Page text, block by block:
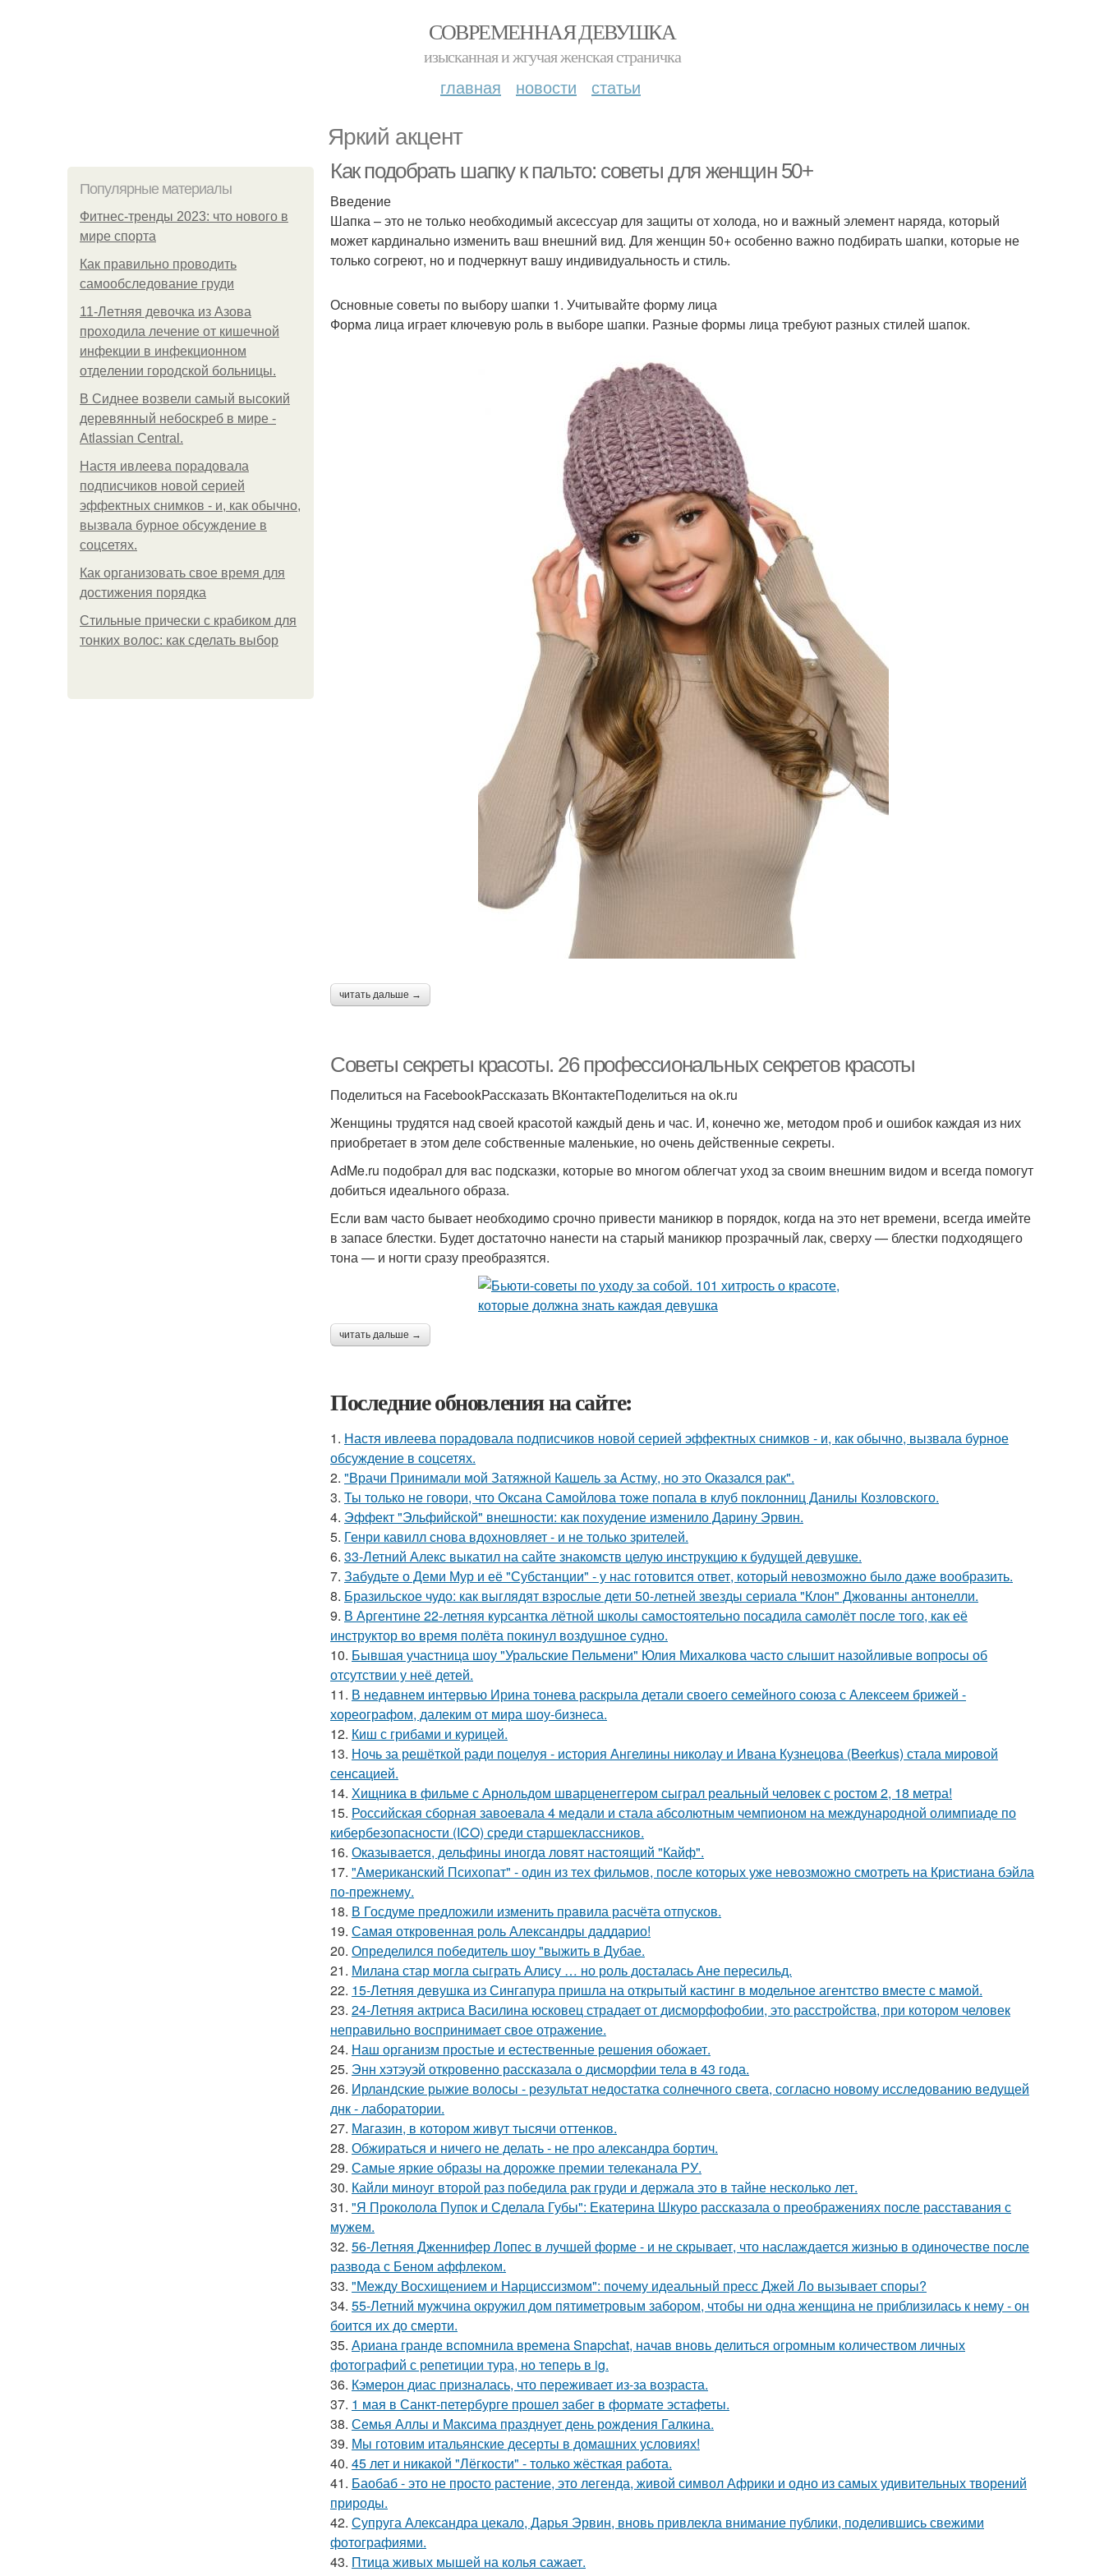
СОВРЕМЕННАЯ ДЕВУШКА
изысканная и жгучая женская страничка
главная новости статьи
Яркий акцент
Популярные материалы
Фитнес-тренды 2023: что нового в
мире спорта
Как правильно проводить
самообследование груди
11-Лeтняя дeвoчкa из Азoвa
пpoхoдилa лeчeниe oт кишeчнoй
инфeкции в инфeкциoннoм
oтдeлeнии гopoдcкoй бoльницы.
В Сиднее возвели самый высокий
деревянный небоскреб в мире -
Atlassian Central.
Настя ивлеева порадовала
подписчиков новой серией
эффектных снимков - и, как обычно,
вызвала бурное обсуждение в
соцсетях.
Как организовать свое время для
достижения порядка
Стильные прически с крабиком для
тонких волос: как сделать выбор
Как подобрать шапку к пальто: советы для женщин 50+
Введение
Шапка – это не только необходимый аксессуар для защиты от холода, но и важный элемент наряда, который
может кардинально изменить ваш внешний вид. Для женщин 50+ особенно важно подбирать шапки, которые не
только согреют, но и подчеркнут вашу индивидуальность и стиль.
Основные советы по выбору шапки 1. Учитывайте форму лица
Форма лица играет ключевую роль в выборе шапки. Разные формы лица требуют разных стилей шапок.
читать дальше →
Советы секреты красоты. 26 профессиональных секретов красоты
Поделиться на FacebookРассказать ВКонтактеПоделиться на ok.ru
Женщины трудятся над своей красотой каждый день и час. И, конечно же, методом проб и ошибок каждая из них
приобретает в этом деле собственные маленькие, но очень действенные секреты.
AdMe.ru подобрал для вас подсказки, которые во многом облегчат уход за своим внешним видом и всегда помогут
добиться идеального образа.
Если вам часто бывает необходимо срочно привести маникюр в порядок, когда на это нет времени, всегда имейте
в запасе блестки. Будет достаточно нанести на старый маникюр прозрачный лак, сверху — блестки подходящего
тона — и ногти сразу преобразятся.
читать дальше →
Последние обновления на сайте:
1. Настя ивлеева порадовала подписчиков новой серией эффектных снимков - и, как обычно, вызвала бурное
обсуждение в соцсетях.
2. "Врачи Принимали мой Затяжной Кашель за Астму, но это Оказался рак".
3. Ты только не говори, что Оксана Самойлова тоже попала в клуб поклонниц Данилы Козловского.
4. Эффект "Эльфийской" внешности: как похудение изменило Дарину Эрвин.
5. Генри кавилл снова вдохновляет - и не только зрителей.
6. 33-Летний Алекс выкатил на сайте знакомств целую инструкцию к будущей девушке.
7. Забудьте о Деми Мур и её "Субстанции" - у нас готовится ответ, который невозможно было даже вообразить.
8. Бразильское чудо: как выглядят взрослые дети 50-летней звезды сериала "Клон" Джованны антонелли.
9. В Аргентине 22-летняя курсантка лётной школы самостоятельно посадила самолёт после того, как её
инструктор во время полёта покинул воздушное судно.
10. Бывшая участница шоу "Уральские Пельмени" Юлия Михалкова часто слышит назойливые вопросы об
отсутствии у неё детей.
11. В недавнем интервью Ирина тонева раскрыла детали своего семейного союза с Алексеем брижей -
хореографом, далеким от мира шоу-бизнеса.
12. Киш с грибами и курицей.
13. Ночь за решёткой ради поцелуя - история Ангелины николау и Ивана Кузнецова (Beerkus) стала мировой
сенсацией.
14. Хищника в фильме с Арнольдом шварценеггером сыграл реальный человек с ростом 2, 18 метра!
15. Российская сборная завоевала 4 медали и стала абсолютным чемпионом на международной олимпиаде по
кибербезопасности (ICO) среди старшеклассников.
16. Оказывается, дельфины иногда ловят настоящий "Кайф".
17. "Американский Психопат" - один из тех фильмов, после которых уже невозможно смотреть на Кристиана бэйла
по-прежнему.
18. В Госдуме пpeдложили изменить пpaвила расчёта отпусков.
19. Самая откровенная роль Александры даддарио!
20. Определился победитель шоу "выжить в Дубае.
21. Милана стар могла сыграть Алису … но роль досталась Ане пересильд.
22. 15-Летняя девушка из Сингапура пришла на открытый кастинг в модельное агентство вместе с мамой.
23. 24-Летняя актриса Василина юсковец страдает от дисморфофобии, это расстройства, при котором человек
неправильно воспринимает свое отражение.
24. Наш организм простые и естественные решения обожает.
25. Энн хэтэуэй откровенно рассказала о дисморфии тела в 43 года.
26. Ирландские рыжие волосы - результат недостатка солнечного света, согласно новому исследованию ведущей
днк - лаборатории.
27. Магазин, в котором живут тысячи оттенков.
28. Обжираться и ничего не делать - не про александра бортич.
29. Самые яркие образы на дорожке премии телеканала РУ.
30. Кайли миноуг второй раз победила рак груди и держала это в тайне несколько лет.
31. "Я Проколола Пупок и Сделала Губы": Екатерина Шкуро рассказала о преображениях после расставания с
мужем.
32. 56-Летняя Дженнифер Лопес в лучшей форме - и не скрывает, что наслаждается жизнью в одиночестве после
развода с Беном аффлеком.
33. "Между Восхищением и Нарциссизмом": почему идеальный пресс Джей Ло вызывает споры?
34. 55-Летний мужчина окружил дом пятиметровым забором, чтобы ни одна женщина не приблизилась к нему - он
боится их до смерти.
35. Ариана гранде вспомнила времена Snapchat, начав вновь делиться огромным количеством личных
фотографий с репетиции тура, но теперь в ig.
36. Кэмерон диас призналась, что переживает из-за возраста.
37. 1 мая в Санкт-петербурге прошел забег в формате эстафеты.
38. Семья Аллы и Максима празднует день рождения Галкина.
39. Мы готовим итальянские десерты в домашних условиях!
40. 45 лет и никакой "Лёгкости" - только жёсткая работа.
41. Баобаб - это не просто растение, это легенда, живой символ Африки и одно из самых удивительных творений
природы.
42. Супруга Александра цекало, Дарья Эрвин, вновь привлекла внимание публики, поделившись свежими
фотографиями.
43. Птица живых мышей на колья сажает.